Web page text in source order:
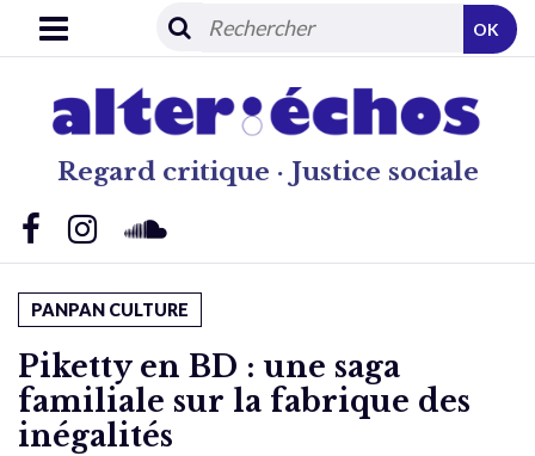
Regard critique · Justice sociale
OK
PANPAN CULTURE
Piketty en BD : une saga
familiale sur la fabrique des
inégalités